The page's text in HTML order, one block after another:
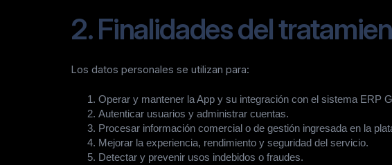
2. Finalidades del
Los datos personales se utilizan para:
Operar y mantener la App y su integración con el sistema ERP
Autenticar usuarios y administrar cuentas.
Procesar información comercial o de gestión ingresada en la
Mejorar la experiencia, rendimiento y seguridad del servicio.
Detectar y prevenir usos indebidos o fraudes.